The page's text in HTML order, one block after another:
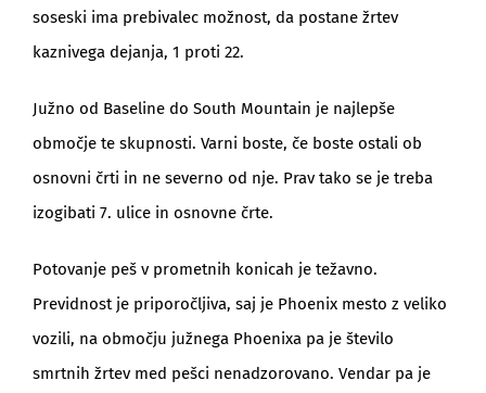
soseski ima prebivalec možnost, da postane žrtev
kaznivega dejanja, 1 proti 22.
Južno od Baseline do South Mountain je najlepše
območje te skupnosti. Varni boste, če boste ostali ob
osnovni črti in ne severno od nje. Prav tako se je treba
izogibati 7. ulice in osnovne črte.
Potovanje peš v prometnih konicah je težavno.
Previdnost je priporočljiva, saj je Phoenix mesto z veliko
vozili, na območju južnega Phoenixa pa je število
smrtnih žrtev med pešci nenadzorovano. Vendar pa je